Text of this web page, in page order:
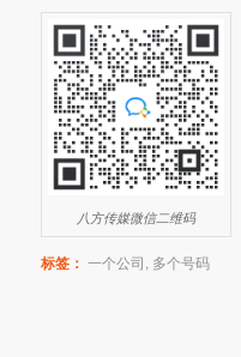
八方传媒微信二维码
标签： 一个公司, 多个号码